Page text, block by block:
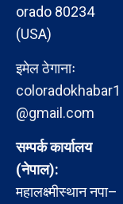
orado 80234
(USA)
इमेल ठेगानाः
coloradokhabar1
@gmail.com
सम्पर्क कार्यालय
(नेपाल):
महालक्ष्मीस्थान नपा–